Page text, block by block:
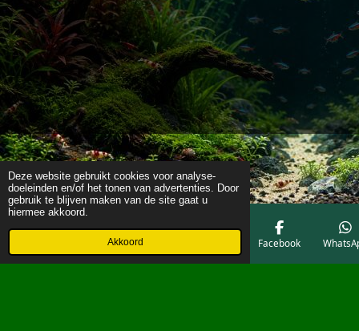
Deze website gebruikt cookies voor analyse-
doeleinden en/of het tonen van advertenties. Door
gebruik te blijven maken van de site gaat u
hiermee akkoord.
Akkoord
Telefoonnummer Facebook